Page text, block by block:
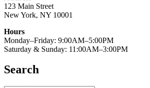
123 Main Street
New York, NY 10001
Hours
Monday–Friday: 9:00AM–5:00PM
Saturday & Sunday: 11:00AM–3:00PM
Search